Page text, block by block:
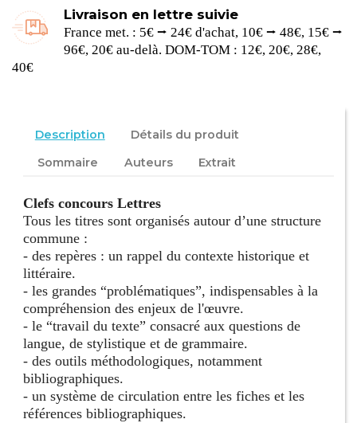
Livraison en lettre suivie
France met. : 5€ ⭢ 24€ d'achat, 10€ ⭢ 48€, 15€ ⭢
96€, 20€ au-delà. DOM-TOM : 12€, 20€, 28€,
40€
Description
Détails du produit
Sommaire
Auteurs Extrait
Clefs concours Lettres
Tous les titres sont organisés autour d’une structure
commune :
- des repères : un rappel du contexte historique et
littéraire.
- les grandes “problématiques”, indispensables à la
compréhension des enjeux de l'œuvre.
- le “travail du texte” consacré aux questions de
langue, de stylistique et de grammaire.
- des outils méthodologiques, notamment
bibliographiques.
- un système de circulation entre les fiches et les
références bibliographiques.